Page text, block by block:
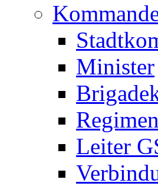
Minister
Leiter